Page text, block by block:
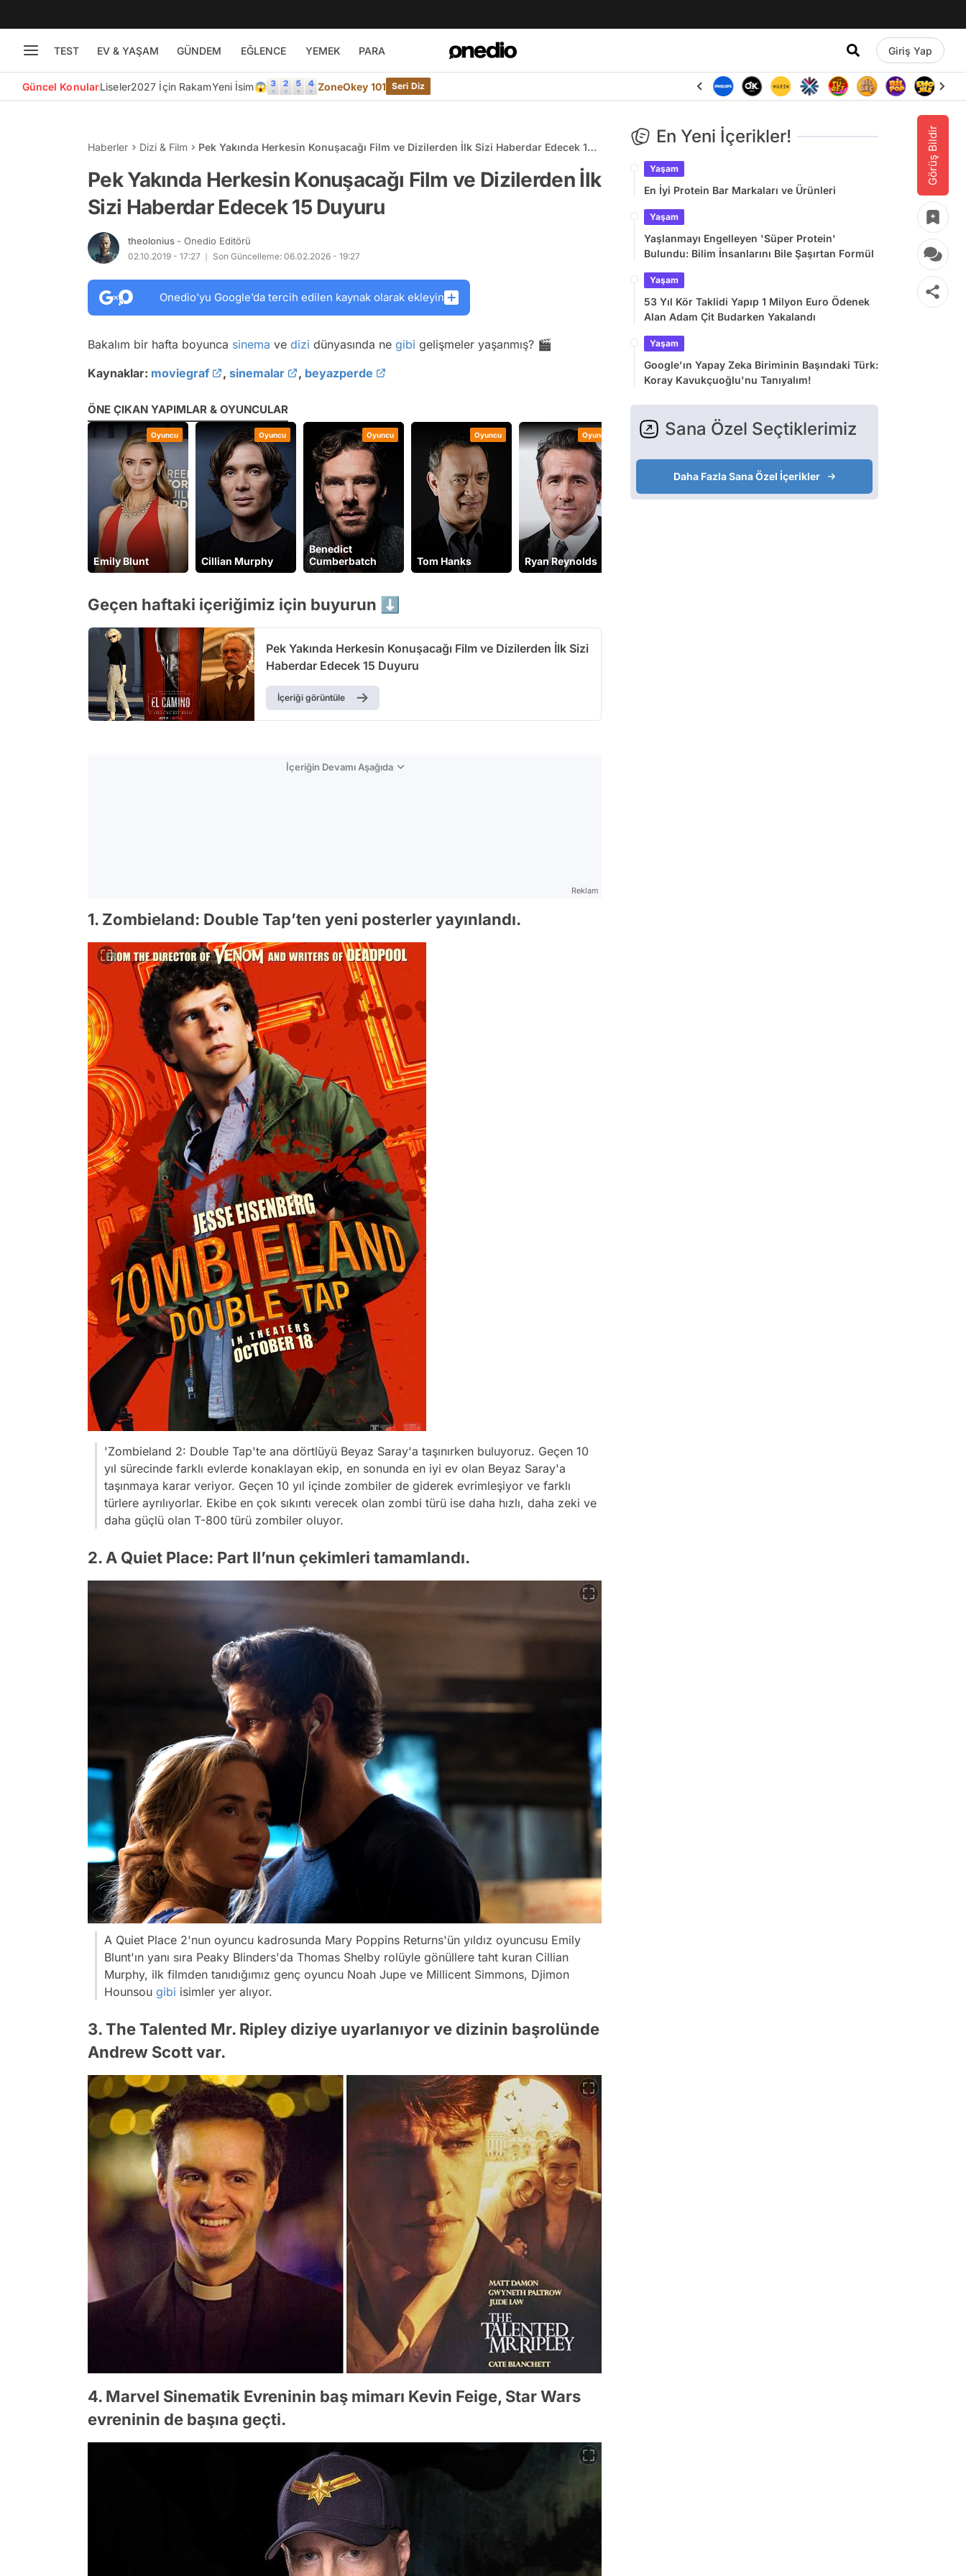
TEST EV & YAŞAM GÜNDEM EĞLENCE YEMEK PARA Giriş Yap
Güncel KonularLiseler2027 İçin RakamYeni İsim😱 ZoneOkey 101 Seri Diz
Görüş Bildir
Haberler Dizi & Film
Pek Yakında Herkesin Konuşacağı Film ve Dizilerden İlk Sizi Haberdar Edecek 15
Pek Yakında Herkesin Konuşacağı Film ve Dizilerden İlk
Sizi Haberdar Edecek 15 Duyuru
theolonius - Onedio Editörü
02.10.2019 - 17:27 Son Güncelleme: 06.02.2026 - 19:27
Onedio’yu Google’da tercih edilen kaynak olarak ekleyin
Bakalım bir hafta boyunca sinema ve dizi dünyasında ne gibi gelişmeler yaşanmış? 🎬
Kaynaklar: moviegraf , sinemalar , beyazperde
ÖNE ÇIKAN YAPIMLAR & OYUNCULAR
Oyuncu
Emily Blunt
Oyuncu
Cillian Murphy
Oyuncu
Benedict
Cumberbatch
Oyuncu
Tom Hanks
Oyuncu
Ryan Reynolds
Oyuncu Oyuncu
Geçen haftaki içeriğimiz için buyurun ⬇️
Pek Yakında Herkesin Konuşacağı Film ve Dizilerden İlk Sizi
Haberdar Edecek 15 Duyuru
İçeriği görüntüle
İçeriğin Devamı Aşağıda
Reklam
1. Zombieland: Double Tap’ten yeni posterler yayınlandı.
'Zombieland 2: Double Tap'te ana dörtlüyü Beyaz Saray'a taşınırken buluyoruz. Geçen 10
yıl sürecinde farklı evlerde konaklayan ekip, en sonunda en iyi ev olan Beyaz Saray'a
taşınmaya karar veriyor. Geçen 10 yıl içinde zombiler de giderek evrimleşiyor ve farklı
türlere ayrılıyorlar. Ekibe en çok sıkıntı verecek olan zombi türü ise daha hızlı, daha zeki ve
daha güçlü olan T-800 türü zombiler oluyor.
2. A Quiet Place: Part II’nun çekimleri tamamlandı.
A Quiet Place 2'nun oyuncu kadrosunda Mary Poppins Returns'ün yıldız oyuncusu Emily
Blunt'ın yanı sıra Peaky Blinders'da Thomas Shelby rolüyle gönüllere taht kuran Cillian
Murphy, ilk filmden tanıdığımız genç oyuncu Noah Jupe ve Millicent Simmons, Djimon
Hounsou gibi isimler yer alıyor.
3. The Talented Mr. Ripley diziye uyarlanıyor ve dizinin başrolünde
Andrew Scott var.
4. Marvel Sinematik Evreninin baş mimarı Kevin Feige, Star Wars
evreninin de başına geçti.
En Yeni İçerikler!
Yaşam
En İyi Protein Bar Markaları ve Ürünleri
Yaşam
Yaşlanmayı Engelleyen 'Süper Protein'
Bulundu: Bilim İnsanlarını Bile Şaşırtan Formül
Yaşam
53 Yıl Kör Taklidi Yapıp 1 Milyon Euro Ödenek
Alan Adam Çit Budarken Yakalandı
Yaşam
Google'ın Yapay Zeka Biriminin Başındaki Türk:
Koray Kavukçuoğlu'nu Tanıyalım!
Sana Özel Seçtiklerimiz
Daha Fazla Sana Özel İçerikler